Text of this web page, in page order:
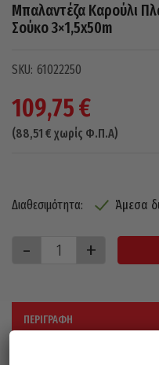
Μπαλαντέζα Καρούλι
Σούκο 3×1,5x50m
61022250
109,75€
(88,51 € χωρίς Φ.Π.Α)
Διαθεσιμότητα: Άμεσα
ΠΕΡΙΓΡΑΦΉ